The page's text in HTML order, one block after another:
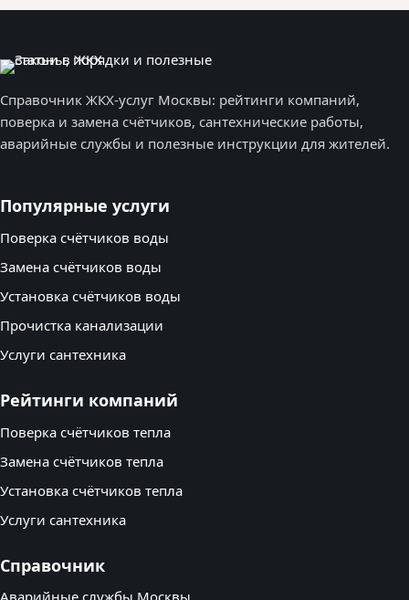
Справочник ЖКХ-услуг Москвы: рейтинги компаний,
поверка и замена счётчиков, сантехнические работы,
аварийные службы и полезные инструкции для жителей.
Популярные услуги
Поверка счётчиков воды
Замена счётчиков воды
Установка счётчиков воды
Прочистка канализации
Услуги сантехника
Рейтинги компаний
Поверка счётчиков тепла
Замена счётчиков тепла
Установка счётчиков тепла
Услуги сантехника
Справочник